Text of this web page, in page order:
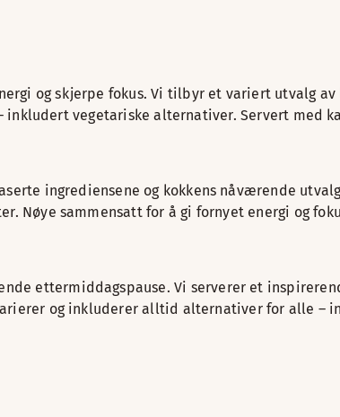
og skjerpe fokus. Vi tilbyr et variert utvalg
vegetariske alternativer. Servert med
ingrediensene og kokkens nåværende
Nøye sammensatt for å gi fornyet energi og
ettermiddagspause. Vi serverer et
og inkluderer alltid alternativer for alle –